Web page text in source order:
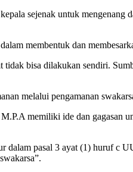
sejenak untuk
membentuk dan
bisa dilakukan sendiri.
melalui pengamanan
memiliki ide dan gagasan
dalam pasal 3 ayat (1) huruf